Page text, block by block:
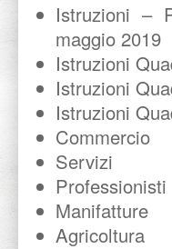
Istruzioni –
maggio 2019
Istruzioni
Istruzioni
Istruzioni
Commercio
Servizi
Professionisti
Manifatture
Agricoltura